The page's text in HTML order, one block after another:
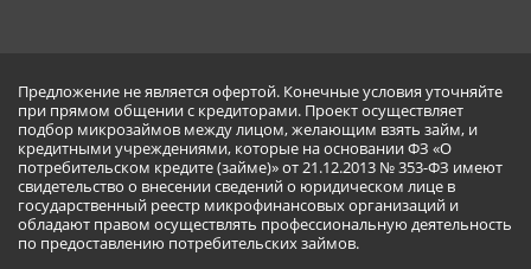
Предложение не является офертой. Конечные условия уточняйте
при прямом общении с кредиторами. Проект осуществляет
подбор микрозаймов между лицом, желающим взять займ, и
кредитными учреждениями, которые на основании ФЗ «О
потребительском кредите (займе)» от 21.12.2013 № 353-ФЗ имеют
свидетельство о внесении сведений о юридическом лице в
государственный реестр микрофинансовых организаций и
обладают правом осуществлять профессиональную деятельность
по предоставлению потребительских займов.